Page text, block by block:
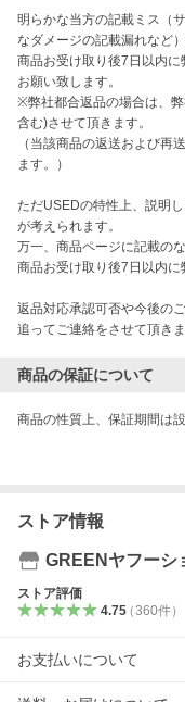
明らかな当方の記載ミス（
なダメージの記載漏れなど
商品お受け取り後7日以内
お願い致します。
※弊社都合返品の場合は、
含む)させて頂きます。
（当該商品の返送および再
ます。）
ただUSEDの特性上、説明
が考えられます。
万一、商品ページに記載の
商品お受け取り後7日以内に
返品対応承認可否や今後の
追ってご連絡をさせて頂きま
商品の保証について
ストア情報
GREENヤフーシ
ストア評価
4.75（360件）
お支払いについて